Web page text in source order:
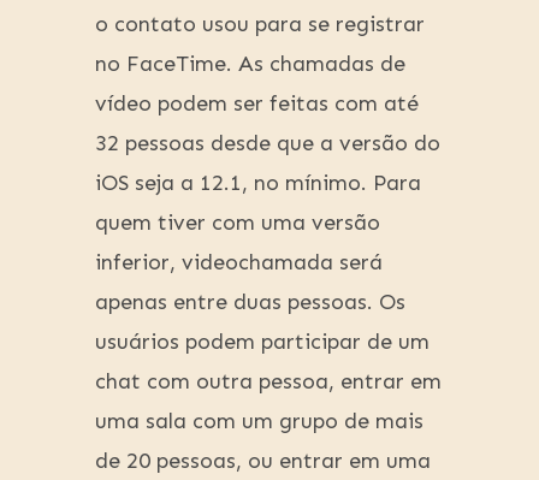
o contato usou para se registrar
no FaceTime. As chamadas de
vídeo podem ser feitas com até
32 pessoas desde que a versão do
iOS seja a 12.1, no mínimo. Para
quem tiver com uma versão
inferior, videochamada será
apenas entre duas pessoas. Os
usuários podem participar de um
chat com outra pessoa, entrar em
uma sala com um grupo de mais
de 20 pessoas, ou entrar em uma